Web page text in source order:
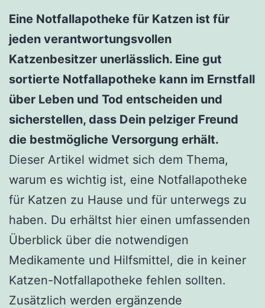
Eine Notfallapotheke für Katzen ist für
jeden verantwortungsvollen
Katzenbesitzer unerlässlich. Eine gut
sortierte Notfallapotheke kann im Ernstfall
über Leben und Tod entscheiden und
sicherstellen, dass Dein pelziger Freund
die bestmögliche Versorgung erhält.
Dieser Artikel widmet sich dem Thema,
warum es wichtig ist, eine Notfallapotheke
für Katzen zu Hause und für unterwegs zu
haben. Du erhältst hier einen umfassenden
Überblick über die notwendigen
Medikamente und Hilfsmittel, die in keiner
Katzen-Notfallapotheke fehlen sollten.
Zusätzlich werden ergänzende